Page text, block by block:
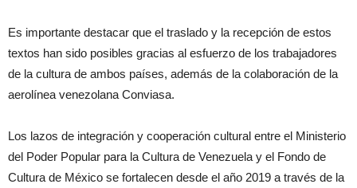
Es importante destacar que el traslado y la recepción de estos
textos han sido posibles gracias al esfuerzo de los trabajadores
de la cultura de ambos países, además de la colaboración de la
aerolínea venezolana Conviasa.
Los lazos de integración y cooperación cultural entre el Ministerio
del Poder Popular para la Cultura de Venezuela y el Fondo de
Cultura de México se fortalecen desde el año 2019 a través de la